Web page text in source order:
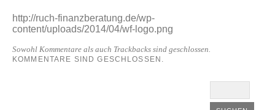
http://ruch-finanzberatung.de/wp-
content/uploads/2014/04/wf-logo.png
Sowohl Kommentare als auch Trackbacks sind geschlossen.
KOMMENTARE SIND GESCHLOSSEN.